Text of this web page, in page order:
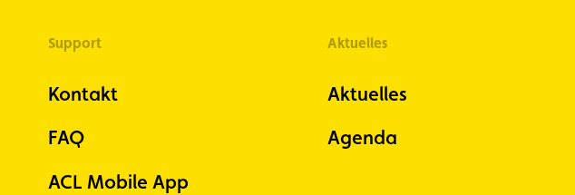
Support
Kontakt
FAQ
ACL Mobile App
Aktuelles
Aktuelles
Agenda